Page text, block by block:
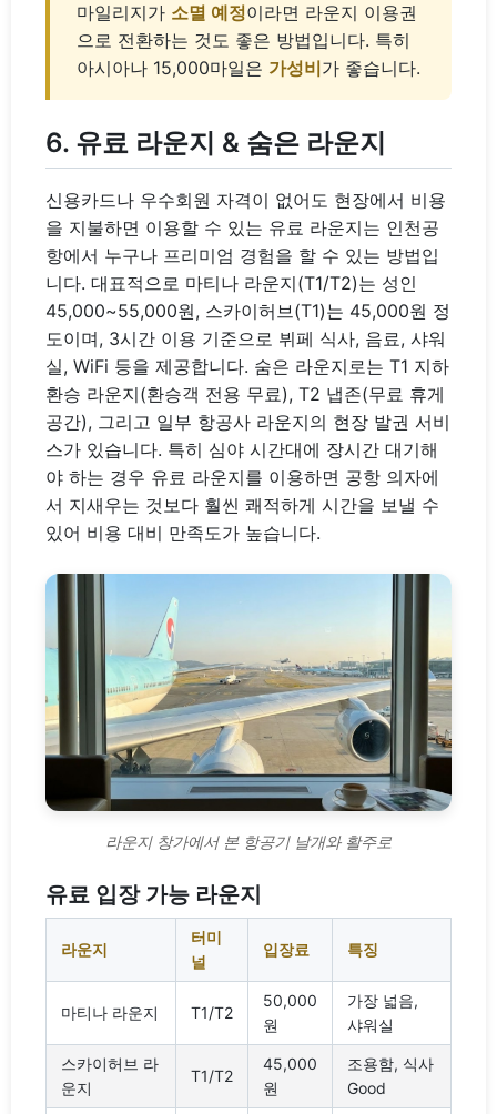
마일리지가 소멸 예정이라면 라운지 이용권
으로 전환하는 것도 좋은 방법입니다. 특히
아시아나 15,000마일은 가성비가 좋습니다.
6. 유료 라운지 & 숨은 라운지
신용카드나 우수회원 자격이 없어도 현장에서 비용
을 지불하면 이용할 수 있는 유료 라운지는 인천공
항에서 누구나 프리미엄 경험을 할 수 있는 방법입
니다. 대표적으로 마티나 라운지(T1/T2)는 성인
45,000~55,000원, 스카이허브(T1)는 45,000원 정
도이며, 3시간 이용 기준으로 뷔페 식사, 음료, 샤워
실, WiFi 등을 제공합니다. 숨은 라운지로는 T1 지하
환승 라운지(환승객 전용 무료), T2 냅존(무료 휴게
공간), 그리고 일부 항공사 라운지의 현장 발권 서비
스가 있습니다. 특히 심야 시간대에 장시간 대기해
야 하는 경우 유료 라운지를 이용하면 공항 의자에
서 지새우는 것보다 훨씬 쾌적하게 시간을 보낼 수
있어 비용 대비 만족도가 높습니다.
라운지 창가에서 본 항공기 날개와 활주로
유료 입장 가능 라운지
라운지
터미
널
입장료 특징
마티나 라운지 T1/T2
50,000
원
가장 넓음,
샤워실
스카이허브 라
운지
T1/T2
45,000
원
조용함, 식사
Good